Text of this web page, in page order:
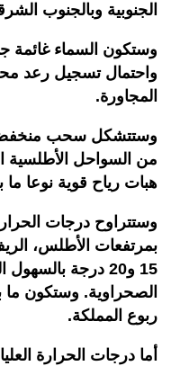
الجنوبية وبالجنوب
وستكون السماء غائمة
واحتمال تسجيل رعد
المجاورة.
وستتشكل سحب منخفضة
من السواحل الأطلسية
هبات رياح قوية نوعا
بمرتفعات الأطلس،
15 و20 درجة
ربوع المملكة.
أما درجات الحرارة